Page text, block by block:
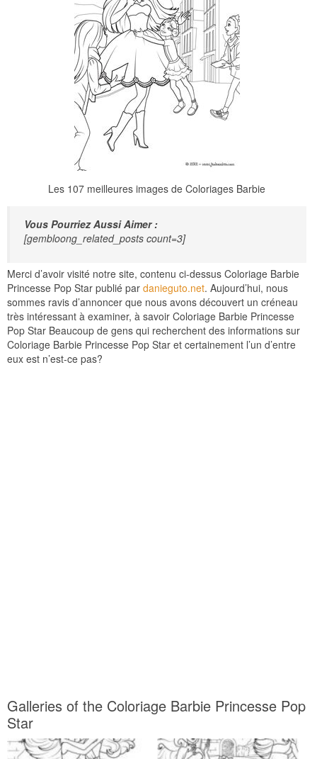
Les 107 meilleures images de Coloriages Barbie
Vous Pourriez Aussi Aimer :
[gembloong_related_posts count=3]
Merci d’avoir visité notre site, contenu ci-dessus Coloriage Barbie
Princesse Pop Star publié par danieguto.net. Aujourd’hui, nous
sommes ravis d’annoncer que nous avons découvert un créneau
très intéressant à examiner, à savoir Coloriage Barbie Princesse
Pop Star Beaucoup de gens qui recherchent des informations sur
Coloriage Barbie Princesse Pop Star et certainement l’un d’entre
eux est n’est-ce pas?
Galleries of the Coloriage Barbie Princesse Pop
Star